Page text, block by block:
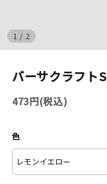
シルクスクリーン
雑貨
本
1 / 2
バーサクラフトS
473円(税込)
色